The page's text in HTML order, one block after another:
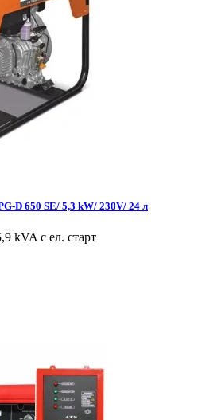
D 650 SE/ 5,3 kW/ 230V/ 24 л
kVA с ел. старт